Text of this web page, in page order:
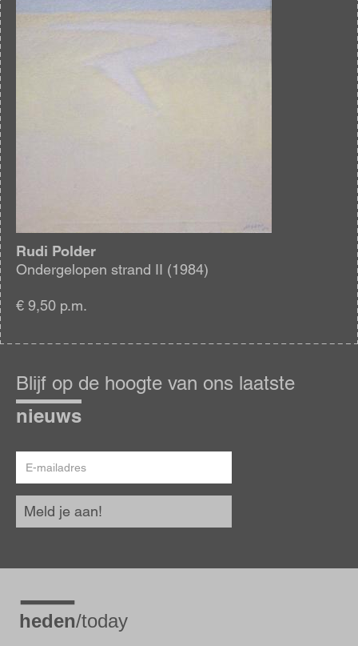
Rudi Polder
Ondergelopen strand II (1984)
€ 9,50 p.m.
op
de
hoogte
Blijf op de hoogte van ons laatste
nieuws
mailadres
Meld je aan!